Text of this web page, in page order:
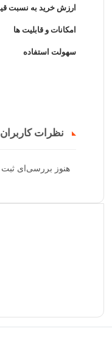
ارزش خرید به نسبت
امکانات و قابلیت ها
سهولت استفاده
نظرات کاربران
هنوز بررسی‌ای